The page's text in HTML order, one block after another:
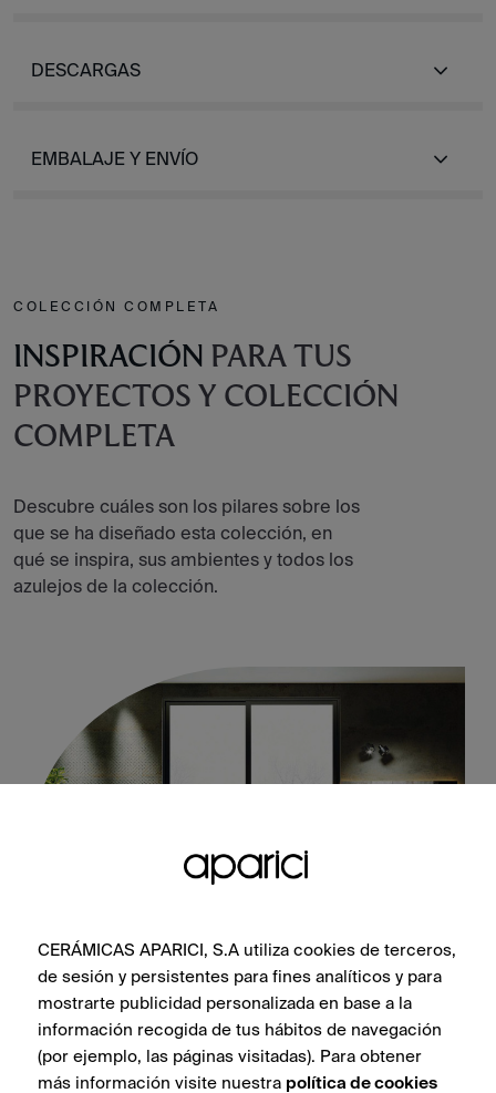
DESCARGAS
EMBALAJE Y ENVÍO
COLECCIÓN COMPLETA
INSPIRACIÓN PARA TUS
PROYECTOS Y COLECCIÓN
COMPLETA
Descubre cuáles son los pilares sobre los
que se ha diseñado esta colección, en
qué se inspira, sus ambientes y todos los
azulejos de la colección.
Flamed Green 45X120
CERÁMICAS APARICI, S.A utiliza cookies de terceros,
de sesión y persistentes para fines analíticos y para
mostrarte publicidad personalizada en base a la
información recogida de tus hábitos de navegación
(por ejemplo, las páginas visitadas). Para obtener
más información visite nuestra política de cookies